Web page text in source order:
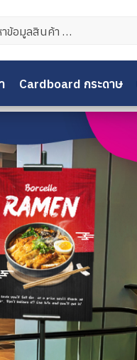
:
Cardboard กระดาษ